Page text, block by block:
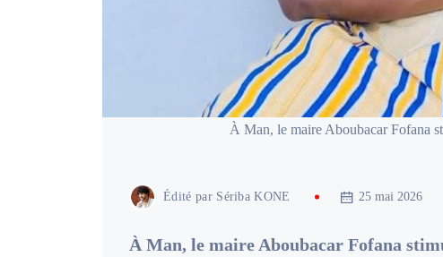
À Man, le maire Aboubacar Fofana
Édité par Sériba KONE 25 mai 2026
À Man, le maire Aboubacar Fofana